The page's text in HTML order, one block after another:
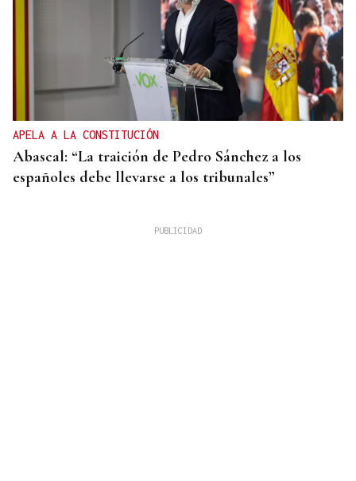
APELA A LA CONSTITUCIÓN
Abascal: “La traición de Pedro Sánchez a los
españoles debe llevarse a los tribunales”